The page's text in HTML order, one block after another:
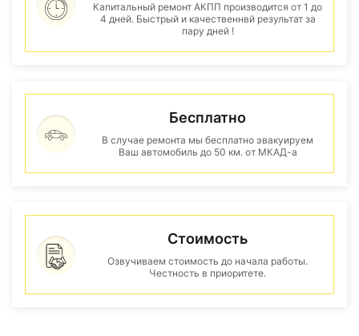
Капитальный ремонт АКПП производится от 1 до
4 дней. Быстрый и качественнвй результат за
пару дней !
Бесплатно
В случае ремонта мы бесплатно эвакуируем
Ваш автомобиль до 50 км. от МКАД-а
Стоимость
Озвучиваем стоимость до начала работы.
Честность в приоритете.